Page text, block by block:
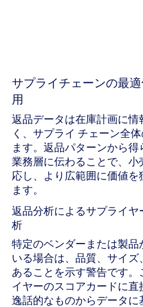
サプライチェーンの最
用
返品データは在庫計画に
く、サプライ チェーン全
ます。返品パターンから
業務層に伝わることで、
応し、より広範囲に価値を
ます。
返品分析によるサプライ
析
特定のベンダーまたは製品
いる場合は、品質、サイ
あることを示す警告です。
イヤーのスコアカードに
逸話的なものからデータに